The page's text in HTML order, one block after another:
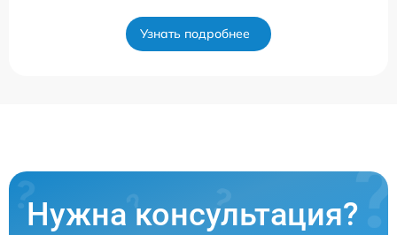
Узнать подробнее
Нужна консультация?